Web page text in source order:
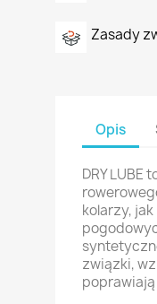
Zasady
Opis
DRY
kolarzy,
związki,